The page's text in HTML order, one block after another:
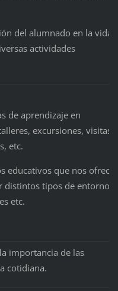
del alumnado en la vida
actividades
aprendizaje en
excursiones, visitas,
etc.
que nos ofrece
tipos de entornos:
etc.
importancia de las
cotidiana.